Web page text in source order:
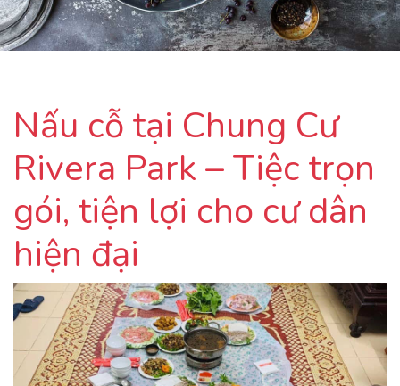
Nấu cỗ tại Chung Cư
Rivera Park – Tiệc trọn
gói, tiện lợi cho cư dân
hiện đại